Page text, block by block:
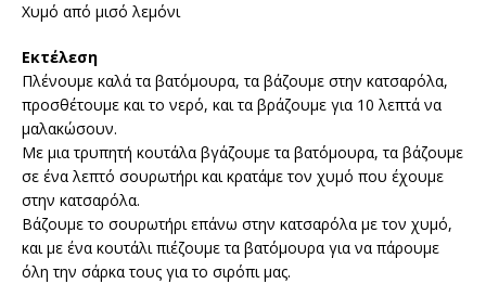
Χυμό από μισό λεμόνι
Εκτέλεση
Πλένουμε καλά τα βατόμουρα, τα βάζουμε στην κατσαρόλα,
προσθέτουμε και το νερό, και τα βράζουμε για 10 λεπτά να
μαλακώσουν.
Με μια τρυπητή κουτάλα βγάζουμε τα βατόμουρα, τα βάζουμε
σε ένα λεπτό σουρωτήρι και κρατάμε τον χυμό που έχουμε
στην κατσαρόλα.
Βάζουμε το σουρωτήρι επάνω στην κατσαρόλα με τον χυμό,
και με ένα κουτάλι πιέζουμε τα βατόμουρα για να πάρουμε
όλη την σάρκα τους για το σιρόπι μας.